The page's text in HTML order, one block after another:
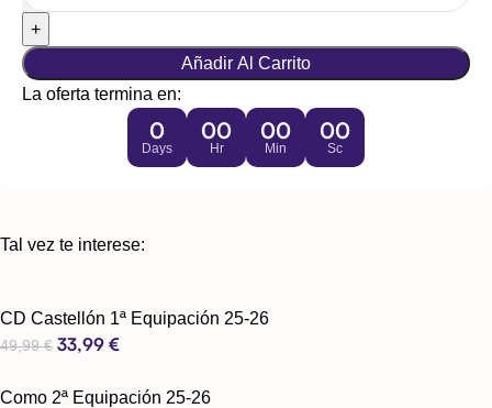
Añadir Al Carrito
La oferta termina en:
0
Days
00
Hr
00
Min
00
Sc
Tal vez te interese:
CD Castellón 1ª Equipación 25-26
49,99€ 33,99 €
Como 2ª Equipación 25-26